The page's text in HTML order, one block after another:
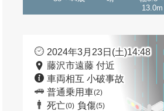
13.0m
2024年3月23日(土)14:48
藤沢市遠藤 付近
車両相互 小破事故
普通乗用車(2)
死亡(0) 負傷(5)